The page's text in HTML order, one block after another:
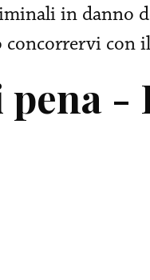
in danno
concorrervi con
-